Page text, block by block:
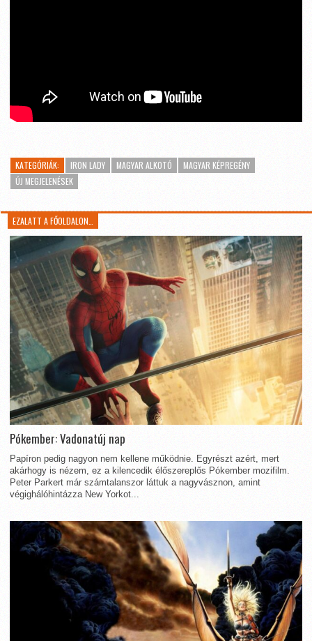
KATEGÓRIÁK: IRON LADY MAGYAR ALKOTÓ
MAGYAR KÉPREGÉNY
ÚJ MEGJELENÉSEK
EZALATT A FŐOLDALON…
Pókember: Vadonatúj nap
Papíron pedig nagyon nem kellene működnie. Egyrészt azért, mert
akárhogy is nézem, ez a kilencedik élőszereplős Pókember mozifilm.
Peter Parkert már számtalanszor láttuk a nagyvásznon, amint
végighálóhintázza New Yorkot...